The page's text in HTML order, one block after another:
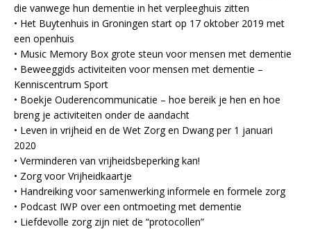
die vanwege hun dementie in het verpleeghuis zitten
• Het Buytenhuis in Groningen start op 17 oktober 2019 met
een openhuis
• Music Memory Box grote steun voor mensen met dementie
• Beweeggids activiteiten voor mensen met dementie –
Kenniscentrum Sport
• Boekje Ouderencommunicatie – hoe bereik je hen en hoe
breng je activiteiten onder de aandacht
• Leven in vrijheid en de Wet Zorg en Dwang per 1 januari
2020
• Verminderen van vrijheidsbeperking kan!
• Zorg voor Vrijheidkaartje
• Handreiking voor samenwerking informele en formele zorg
• Podcast IWP over een ontmoeting met dementie
• Liefdevolle zorg zijn niet de “protocollen”